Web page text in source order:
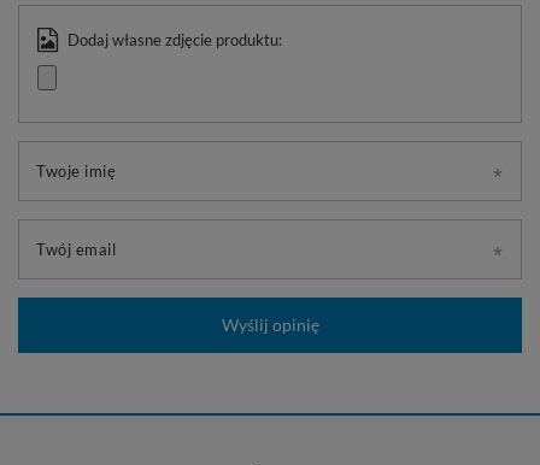
Dodaj własne zdjęcie produktu:
Twoje imię
Twój email
Wyślij opinię